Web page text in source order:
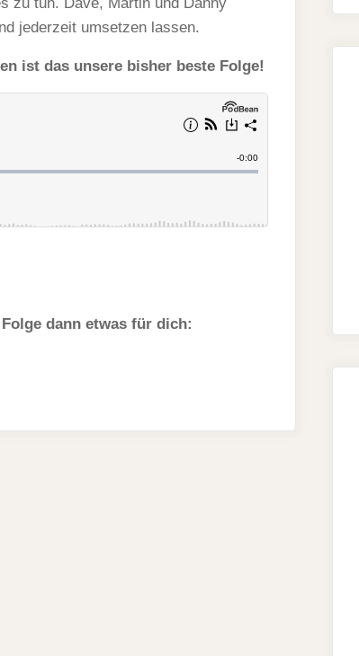
jederzeit umsetzen lassen.
ist das unsere bisher beste Folge!
dann etwas für dich: